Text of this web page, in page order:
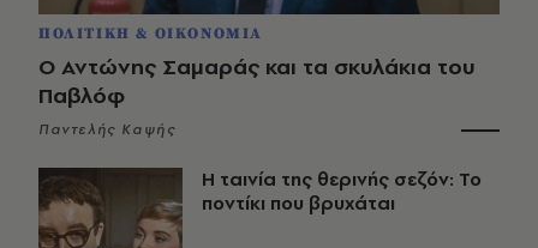
ΠΟΛΙΤΙΚΗ & ΟΙΚΟΝΟΜΙΑ
Ο Αντώνης Σαμαράς και τα σκυλάκια του
Παβλόφ
Παντελής Καψής
Η ταινία της θερινής σεζόν: Το
ποντίκι που βρυχάται